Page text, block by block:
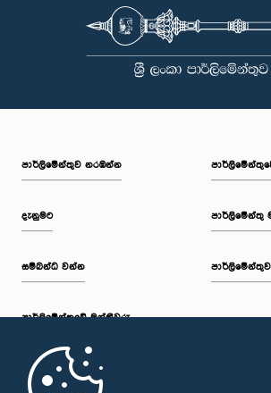
පාර්ලි‌මේන්තුව නරඹන්න
දැනුමට
සම්බන්ධ වන්න
පාර්ලි‌මේන්තුවේ මන්ත්‍රීවරු
මුල් පිටුව
පාර්ලිමේන්තු